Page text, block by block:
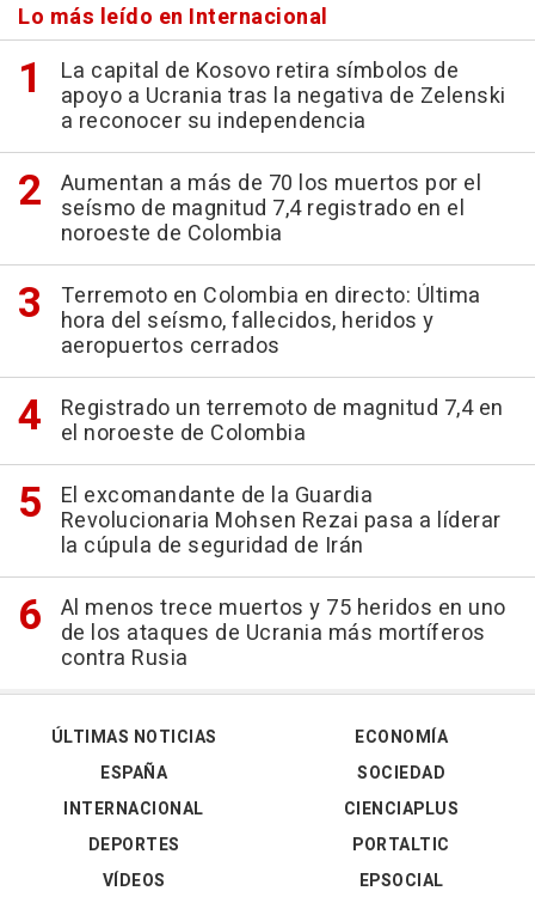
Lo más leído en Internacional
La capital de Kosovo retira símbolos de
apoyo a Ucrania tras la negativa de Zelenski
a reconocer su independencia
Aumentan a más de 70 los muertos por el
seísmo de magnitud 7,4 registrado en el
noroeste de Colombia
Terremoto en Colombia en directo: Última
hora del seísmo, fallecidos, heridos y
aeropuertos cerrados
Registrado un terremoto de magnitud 7,4 en
el noroeste de Colombia
El excomandante de la Guardia
Revolucionaria Mohsen Rezai pasa a líderar
la cúpula de seguridad de Irán
Al menos trece muertos y 75 heridos en uno
de los ataques de Ucrania más mortíferos
contra Rusia
ÚLTIMAS NOTICIAS
ESPAÑA
INTERNACIONAL
DEPORTES
VÍDEOS
ECONOMÍA
SOCIEDAD
CIENCIAPLUS
PORTALTIC
EPSOCIAL